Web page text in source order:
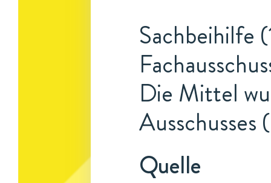
Sachbeihilfe
Die Mittel
Quelle